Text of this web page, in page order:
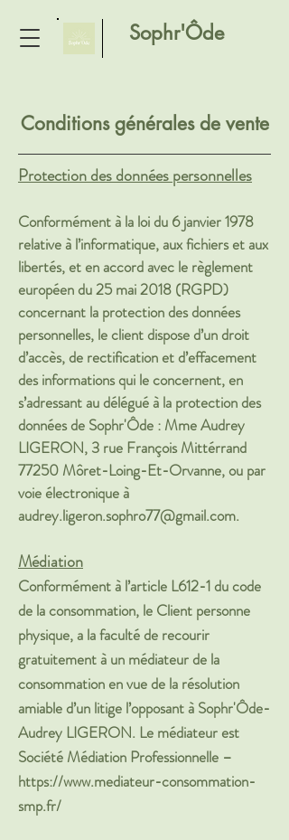
Sophr'Ôde
Conditions générales de vente
Protection des données personnelles
Conformément à la loi du 6 janvier 1978
relative à l’informatique, aux fichiers et aux
libertés, et en accord avec le règlement
européen du 25 mai 2018 (RGPD)
concernant la protection des données
personnelles, le client dispose d’un droit
d’accès, de rectification et d’effacement
des informations qui le concernent, en
s’adressant au délégué à la protection des
données de Sophr'Ôde : Mme Audrey
LIGERON, 3 rue François Mittérrand
77250 Môret-Loing-Et-Orvanne, ou par
voie électronique à
audrey.ligeron.sophro77@gmail.com.
Médiation
Conformément à l’article L612-1 du code
de la consommation, le Client personne
physique, a la faculté de recourir
gratuitement à un médiateur de la
consommation en vue de la résolution
amiable d’un litige l’opposant à Sophr'Ôde-
Audrey LIGERON. Le médiateur est
Société Médiation Professionnelle –
https://www.mediateur-consommation-
smp.fr/